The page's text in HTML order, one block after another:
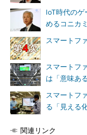
IoT時代のゲ
めるコニカ
スマートフ
スマートフ
は「意味あ
スマートフ
る「見える
関連リンク